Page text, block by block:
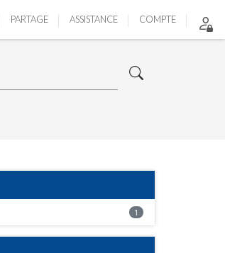
PARTAGE ASSISTANCE COMPTE
1